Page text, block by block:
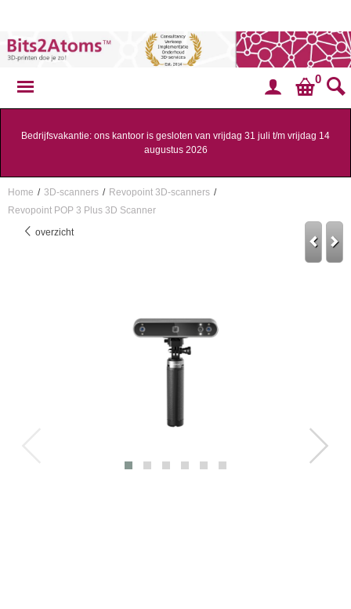
0
Bedrijfsvakantie: ons kantoor is gesloten van vrijdag 31 juli t/m vrijdag 14
augustus 2026
Home / 3D-scanners / Revopoint 3D-scanners /
Revopoint POP 3 Plus 3D Scanner
overzicht